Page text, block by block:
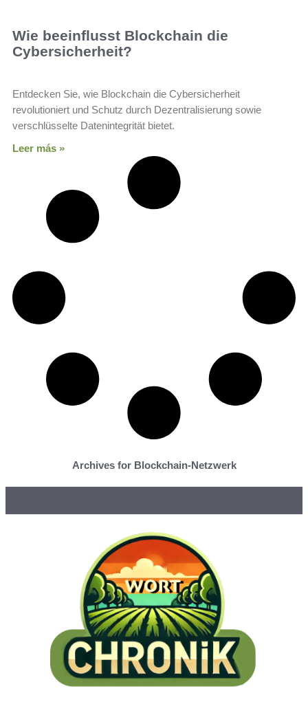
Wie beeinflusst Blockchain die
Cybersicherheit?
Entdecken Sie, wie Blockchain die Cybersicherheit
revolutioniert und Schutz durch Dezentralisierung sowie
verschlüsselte Datenintegrität bietet.
Leer más »
Archives for Blockchain-Netzwerk